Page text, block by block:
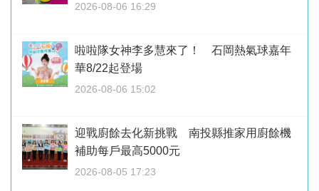
2026-08-06 16:29
啦啦隊女神李多慧來了！ 石岡熱氣球嘉年
華8/22起登場
2026-08-06 15:02
迎戰廚餘去化新挑戰 南投縣推家用廚餘機
補助每戶最高5000元
2026-08-05 17:23